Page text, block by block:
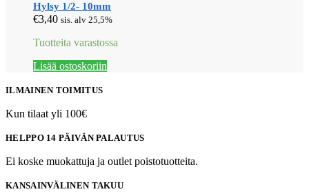
Hylsy 1/2- 10mm
€3,40 sis. alv 25,5%
Tuotteita varastossa
Lisää ostoskoriin
ILMAINEN TOIMITUS
Kun tilaat yli 100€
HELPPO 14 PÄIVÄN PALAUTUS
Ei koske muokattuja ja outlet poistotuotteita.
KANSAINVÄLINEN TAKUU